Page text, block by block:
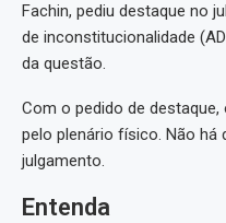
Fachin, pediu destaque no
de inconstitucionalidade
da questão.
Com o pedido de
pelo plenário físico. Não há
julgamento.
Entenda